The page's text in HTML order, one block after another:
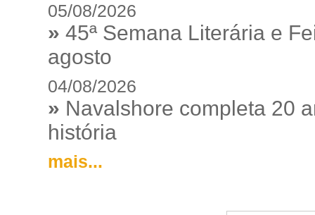
05/08/2026
» 45ª Semana Literária e
agosto
04/08/2026
» Navalshore completa 20
história
mais...